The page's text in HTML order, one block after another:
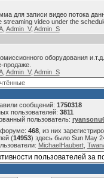
для записи видео потока
streaming video under the
, Admin_V, Admin_S
оборудования
продаже.
, Admin_V, Admin_S
сообщений: 1750318
пользователей: 3811
пользователь:
форуме: 468, из них
(14953) здесь было Sun May
MichaelHaubert,
пользователей за